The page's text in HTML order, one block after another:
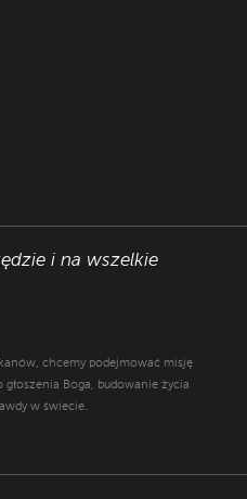
i na wszelkie
chcemy podejmować misję
Boga, budowanie życia
w świecie.